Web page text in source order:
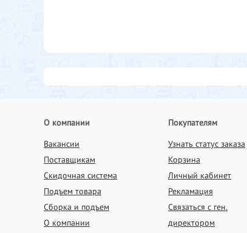
О компании
Вакансии
Поставщикам
Скидочная система
Подъем товара
Сборка и подъем
О компании
Покупателям
Узнать статус заказа
Корзина
Личный кабинет
Рекламация
Связаться с ген.
директором